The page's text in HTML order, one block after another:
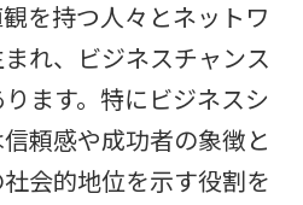
を持つ人々とネットワ
れ、ビジネスチャンス
ます。特にビジネスシ
頼感や成功者の象徴と
会的地位を示す役割を